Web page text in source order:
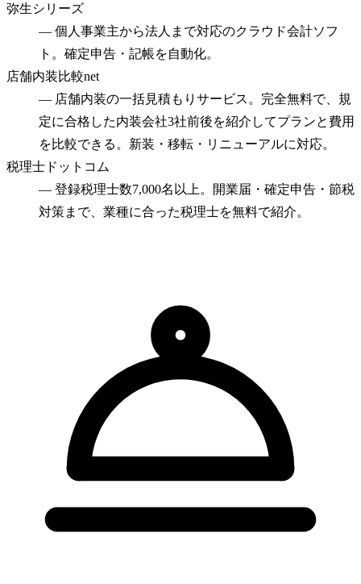
弥生シリーズ
— 個人事業主から法人まで対応のクラウド会計ソフ
ト。確定申告・記帳を自動化。
店舗内装比較net
— 店舗内装の一括見積もりサービス。完全無料で、規
定に合格した内装会社3社前後を紹介してプランと費用
を比較できる。新装・移転・リニューアルに対応。
税理士ドットコム
— 登録税理士数7,000名以上。開業届・確定申告・節税
対策まで、業種に合った税理士を無料で紹介。